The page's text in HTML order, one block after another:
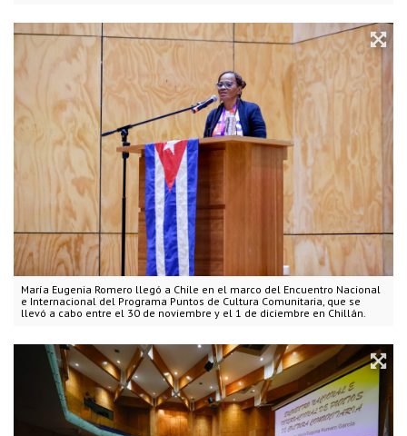
María Eugenia Romero llegó a Chile en el marco del Encuentro Nacional
e Internacional del Programa Puntos de Cultura Comunitaria, que se
llevó a cabo entre el 30 de noviembre y el 1 de diciembre en Chillán.